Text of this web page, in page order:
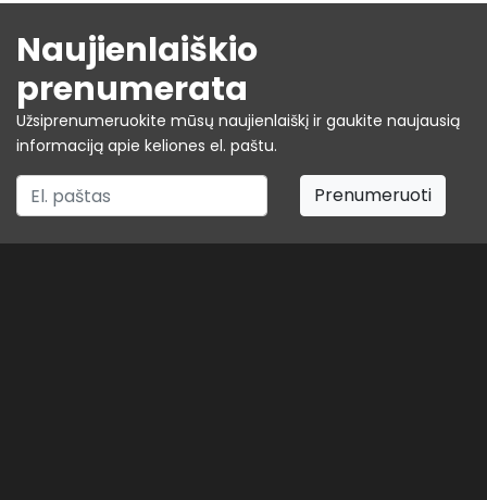
Naujienlaiškio
prenumerata
Užsiprenumeruokite mūsų naujienlaiškį ir gaukite naujausią
informaciją apie keliones el. paštu.
Prenumeruoti